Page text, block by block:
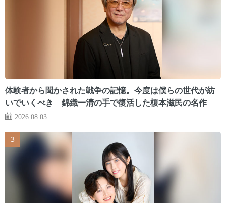
体験者から聞かされた戦争の記憶。今度は僕らの世代が紡
いでいくべき 錦織一清の手で復活した榎本滋民の名作
2026.08.03